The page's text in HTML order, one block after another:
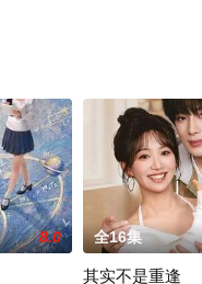
8.0 全16集
其实不是重逢